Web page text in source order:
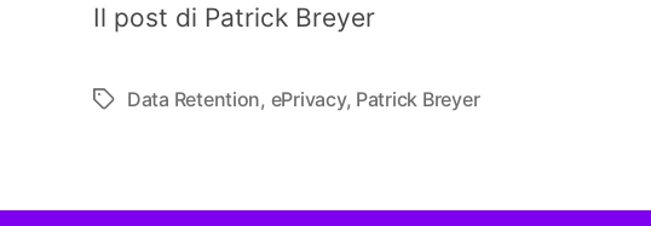
Il post di Patrick Breyer
Tag Data Retention, ePrivacy, Patrick Breyer